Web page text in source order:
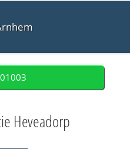
Heveadorp